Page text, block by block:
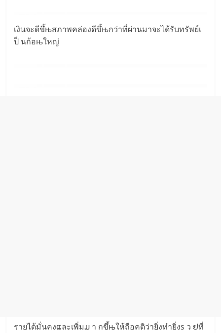
เงินจะดีขึ้њสภาพคล่องดีขึ้њกว่าที่ผ่านมาจะได้รับทรัพย์เ
ป็ นก้อњใหญ่
รายได้มั่นคงແละเพิ่มມ า กขึ้њให้ถือคติว่ายิ่งทำยิ่งs ว ຢที่